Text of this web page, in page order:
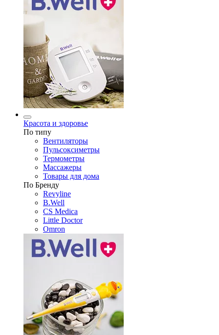
Красота и здоровье
По типу
Вентиляторы
Пульсоксиметры
Термометры
Массажеры
Товары для дома
По Бренду
Revyline
B.Well
CS Medica
Little Doctor
Omron